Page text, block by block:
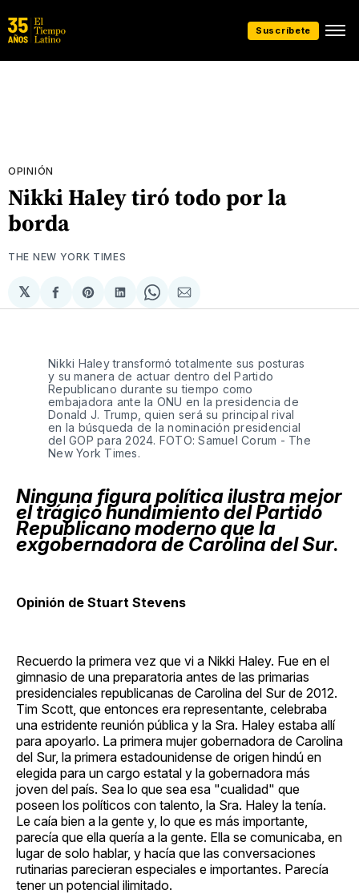
Suscríbete
OPINIÓN
Nikki Haley tiró todo por la
borda
THE NEW YORK TIMES
𝕏
Compartir
en
Share
on
Compartir
en
Share
on
Compartir
via
Nikki Haley transformó totalmente sus posturas
y su manera de actuar dentro del Partido
Republicano durante su tiempo como
embajadora ante la ONU en la presidencia de
Donald J. Trump, quien será su principal rival
en la búsqueda de la nominación presidencial
del GOP para 2024. FOTO: Samuel Corum - The
New York Times.
Ninguna figura política ilustra mejor
el trágico hundimiento del Partido
Republicano moderno que la
exgobernadora de Carolina del Sur.
Opinión de Stuart Stevens
Recuerdo la primera vez que vi a Nikki Haley. Fue en el
gimnasio de una preparatoria antes de las primarias
presidenciales republicanas de Carolina del Sur de 2012.
Tim Scott, que entonces era representante, celebraba
una estridente reunión pública y la Sra. Haley estaba allí
para apoyarlo. La primera mujer gobernadora de Carolina
del Sur, la primera estadounidense de origen hindú en
elegida para un cargo estatal y la gobernadora más
joven del país. Sea lo que sea esa "cualidad" que
poseen los políticos con talento, la Sra. Haley la tenía.
Le caía bien a la gente y, lo que es más importante,
parecía que ella quería a la gente. Ella se comunicaba, en
lugar de solo hablar, y hacía que las conversaciones
rutinarias parecieran especiales e importantes. Parecía
tener un potencial ilimitado.